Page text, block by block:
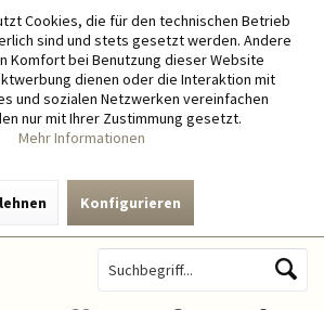
Cookies, die für den technischen Betrieb
sind und stets gesetzt werden. Andere
Komfort bei Benutzung dieser Website
dienen oder die Interaktion mit
und sozialen Netzwerken vereinfachen
nur mit Ihrer Zustimmung gesetzt.
Mehr Informationen
Konfigurieren